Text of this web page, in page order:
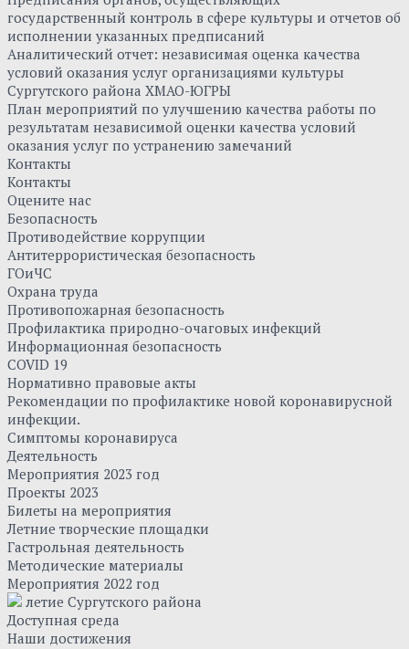
государственный контроль в сфере культуры и отчетов об
исполнении указанных предписаний
Аналитический отчет: независимая оценка качества
условий оказания услуг организациями культуры
Сургутского района ХМАО-ЮГРЫ
План мероприятий по улучшению качества работы по
результатам независимой оценки качества условий
оказания услуг по устранению замечаний
Контакты
Контакты
Оцените нас
Безопасность
Противодействие коррупции
Антитеррористическая безопасность
ГОиЧС
Охрана труда
Противопожарная безопасность
Профилактика природно-очаговых инфекций
Информационная безопасность
COVID 19
Нормативно правовые акты
Рекомендации по профилактике новой коронавирусной
инфекции.
Симптомы коронавируса
Деятельность
Мероприятия 2023 год
Проекты 2023
Билеты на мероприятия
Летние творческие площадки
Гастрольная деятельность
Методические материалы
Мероприятия 2022 год
летие Сургутского района
Доступная среда
Наши достижения